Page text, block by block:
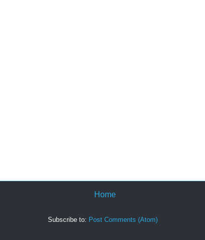
Home
Subscribe to: Post Comments (Atom)